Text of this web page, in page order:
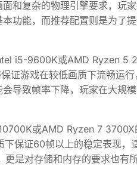
和复杂的物理引擎要求，玩
功能，而推荐配置则是为了
i5-9600K或AMD Ryzen 5
证游戏在较低画质下流畅运
导致帧率下降，玩家在大规
或AMD Ryzen 7
保证60帧以上的稳定表现，
是对存储和内存的要求也有